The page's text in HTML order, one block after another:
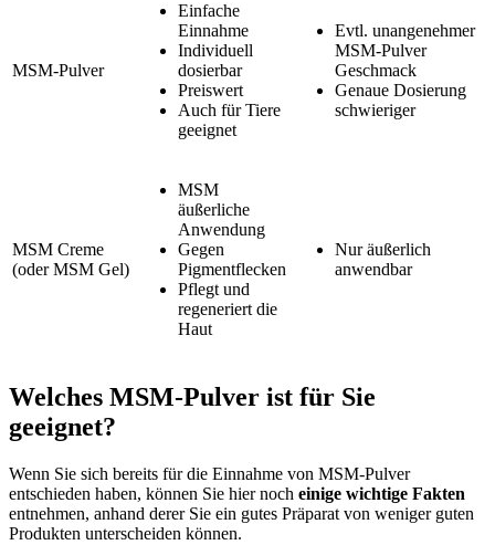
MSM-Pulver
Einfache
Einnahme
Individuell
dosierbar
Preiswert
Auch für Tiere
geeignet
Evtl. unangenehmer
MSM-Pulver
Geschmack
Genaue Dosierung
schwieriger
MSM Creme
(oder MSM Gel)
MSM
äußerliche
Anwendung
Gegen
Pigmentflecken
Pflegt und
regeneriert die
Haut
Nur äußerlich
anwendbar
Welches MSM-Pulver ist für Sie
geeignet?
Wenn Sie sich bereits für die Einnahme von MSM-Pulver
entschieden haben, können Sie hier noch einige wichtige Fakten
entnehmen, anhand derer Sie ein gutes Präparat von weniger guten
Produkten unterscheiden können.